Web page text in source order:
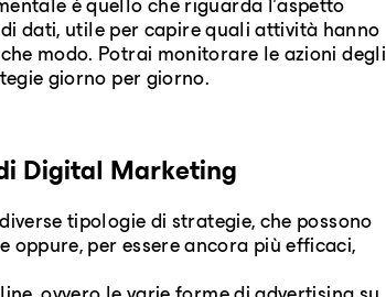
è quello che riguarda l'aspetto
dati, utile per capire quali attività hanno
modo. Potrai monitorare le azioni degli
giorno per giorno.
Digital Marketing
tipologie di strategie, che possono
oppure, per essere ancora più efficaci,